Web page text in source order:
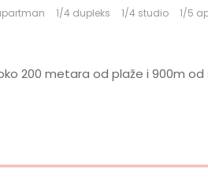
1/4 dupleks 1/4 studio 1/5
200 metara od plaže i 900m